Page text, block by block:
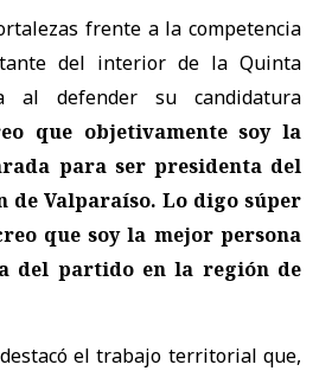
frente a la competencia
del interior de la Quinta
al defender su candidatura
que objetivamente soy la
para ser presidenta del
Valparaíso. Lo digo súper
que soy la mejor persona
del partido en la región de
el trabajo territorial que,